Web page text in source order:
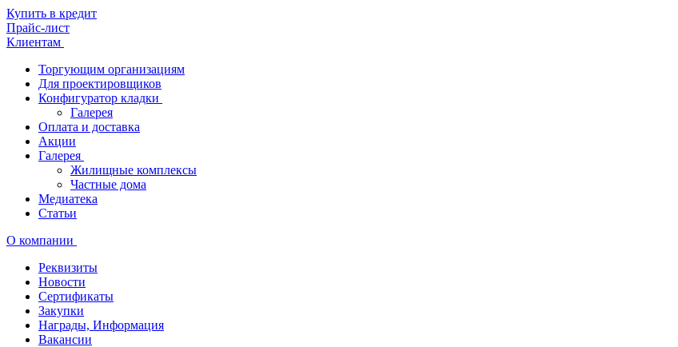
Купить в кредит
Прайс-лист
Клиентам
Торгующим организациям
Для проектировщиков
Конфигуратор кладки
Галерея
Оплата и доставка
Акции
Галерея
Жилищные комплексы
Частные дома
Медиатека
Статьи
О компании
Реквизиты
Новости
Сертификаты
Закупки
Награды, Информация
Вакансии